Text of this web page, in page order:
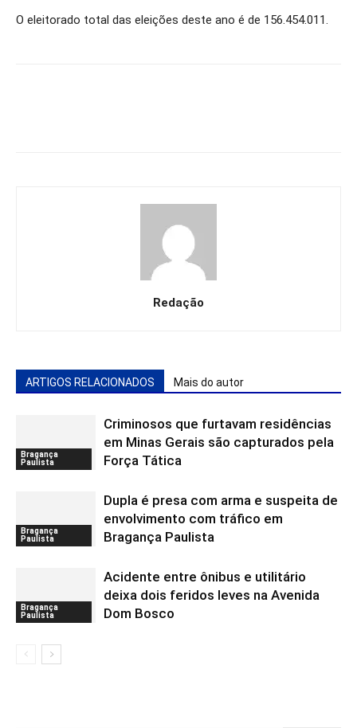
O eleitorado total das eleições deste ano é de 156.454.011.
Redação
ARTIGOS RELACIONADOS Mais do autor
Bragança
Paulista
Criminosos que furtavam residências
em Minas Gerais são capturados pela
Força Tática
Bragança
Paulista
Dupla é presa com arma e suspeita de
envolvimento com tráfico em
Bragança Paulista
Bragança
Paulista
Acidente entre ônibus e utilitário
deixa dois feridos leves na Avenida
Dom Bosco